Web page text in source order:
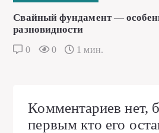
Свайный фундамент —
разновидности
0 0 1 мин.
Комментариев нет,
первым кто его